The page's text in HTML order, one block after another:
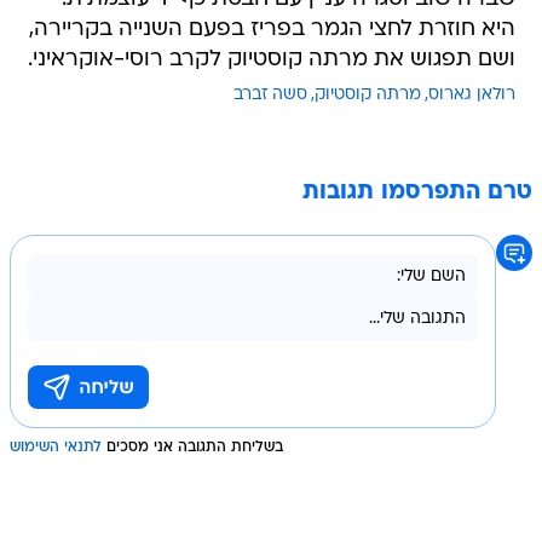
היא חוזרת לחצי הגמר בפריז בפעם השנייה בקריירה,
ושם תפגוש את מרתה קוסטיוק לקרב רוסי-אוקראיני.
רולאן גארוס מרתה קוסטיוק סשה זברב
טרם התפרסמו תגובות
בשליחת התגובה אני מסכים לתנאי השימוש